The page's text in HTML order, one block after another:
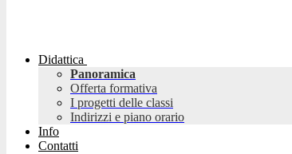
Didattica
Panoramica
Offerta formativa
I progetti delle classi
Indirizzi e piano orario
Info
Contatti